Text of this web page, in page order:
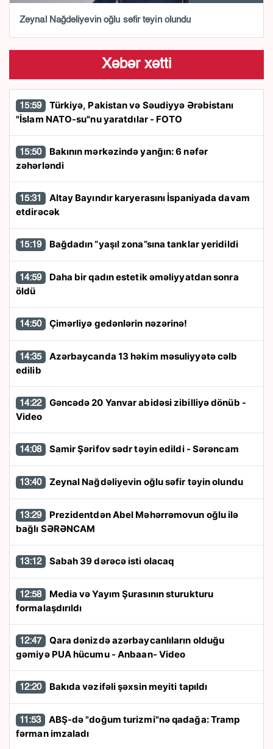
Zeynal Nağdəliyevin oğlu səfir təyin olundu
Xəbər xətti
15:59
"İslam NATO-su"nu yaratdılar - FOTO
15:50
zəhərləndi
15:31
etdirəcək
15:19 Bağdadın “yaşıl zona”sına tanklar yeridildi
14:59
öldü
14:50 Çimərliyə gedənlərin nəzərinə!
14:35
edilib
14:22
Video
14:08 Samir Şərifov sədr təyin edildi - Sərəncam
13:40 Zeynal Nağdəliyevin oğlu səfir təyin olundu
13:29
bağlı SƏRƏNCAM
13:12 Sabah 39 dərəcə isti olacaq
12:58
formalaşdırıldı
12:47
gəmiyə PUA hücumu - Anbaan- Video
12:20 Bakıda vəzifəli şəxsin meyiti tapıldı
11:53
fərman imzaladı